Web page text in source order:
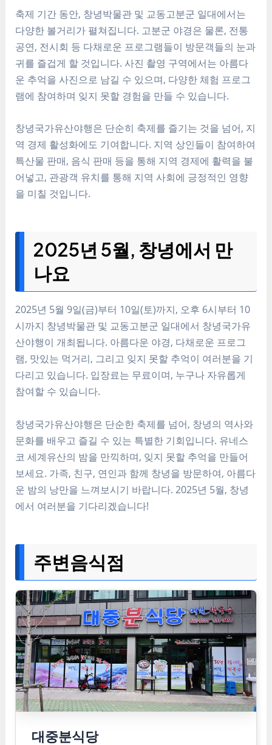
축제 기간 동안, 창녕박물관 및 교동고분군 일대에서는
다양한 볼거리가 펼쳐집니다. 고분군 야경은 물론, 전통
공연, 전시회 등 다채로운 프로그램들이 방문객들의 눈과
귀를 즐겁게 할 것입니다. 사진 촬영 구역에서는 아름다
운 추억을 사진으로 남길 수 있으며, 다양한 체험 프로그
램에 참여하며 잊지 못할 경험을 만들 수 있습니다.
창녕국가유산야행은 단순히 축제를 즐기는 것을 넘어, 지
역 경제 활성화에도 기여합니다. 지역 상인들이 참여하여
특산물 판매, 음식 판매 등을 통해 지역 경제에 활력을 불
어넣고, 관광객 유치를 통해 지역 사회에 긍정적인 영향
을 미칠 것입니다.
2025년 5월, 창녕에서 만
나요
2025년 5월 9일(금)부터 10일(토)까지, 오후 6시부터 10
시까지 창녕박물관 및 교동고분군 일대에서 창녕국가유
산야행이 개최됩니다. 아름다운 야경, 다채로운 프로그
램, 맛있는 먹거리, 그리고 잊지 못할 추억이 여러분을 기
다리고 있습니다. 입장료는 무료이며, 누구나 자유롭게
참여할 수 있습니다.
창녕국가유산야행은 단순한 축제를 넘어, 창녕의 역사와
문화를 배우고 즐길 수 있는 특별한 기회입니다. 유네스
코 세계유산의 밤을 만끽하며, 잊지 못할 추억을 만들어
보세요. 가족, 친구, 연인과 함께 창녕을 방문하여, 아름다
운 밤의 낭만을 느껴보시기 바랍니다. 2025년 5월, 창녕
에서 여러분을 기다리겠습니다!
주변음식점
대중분식당